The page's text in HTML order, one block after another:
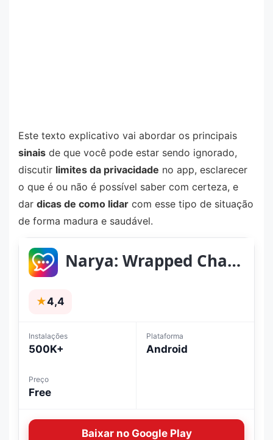
Este texto explicativo vai abordar os principais
sinais de que você pode estar sendo ignorado,
discutir limites da privacidade no app, esclarecer
o que é ou não é possível saber com certeza, e
dar dicas de como lidar com esse tipo de situação
de forma madura e saudável.
Narya: Wrapped Chat Recap
★4,4
Instalações
500K+
Plataforma
Android
Preço
Free
Baixar no Google Play